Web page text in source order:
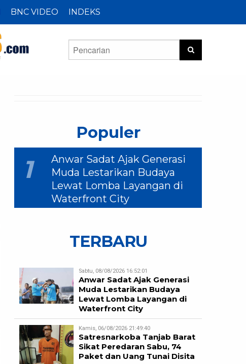
BNC VIDEO INDEKS
Populer
1
Anwar Sadat Ajak Generasi
Muda Lestarikan Budaya
Lewat Lomba Layangan di
Waterfront City
TERBARU
Sabtu, 08/08/2026 16:52:01
Anwar Sadat Ajak Generasi
Muda Lestarikan Budaya
Lewat Lomba Layangan di
Waterfront City
Kamis, 06/08/2026 21:49:40
Satresnarkoba Tanjab Barat
Sikat Peredaran Sabu, 74
Paket dan Uang Tunai Disita